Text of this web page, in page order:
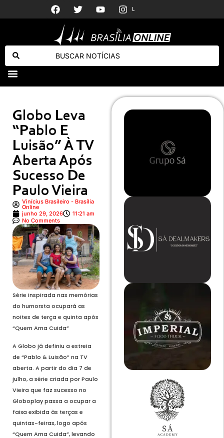
Globo Leva
“Pablo E
Luisão” À TV
Aberta Após
Sucesso De
Paulo Vieira
Vinícius Brasileiro - Brasília
Online
junho 29, 2026
11:21 am
No Comments
Série inspirada nas memórias
do humorsta ocupará as
noites de terça e quinta após
“Quem Ama Cuida”
A Globo já definiu a estreia
de “Pablo & Luisão” na TV
aberta. A partir do dia 7 de
julho, a série criada por Paulo
Vieira que faz sucesso no
Globoplay passa a ocupar a
faixa exibida às terças e
quintas-feiras, logo após
“Quem Ama Cuida”, levando